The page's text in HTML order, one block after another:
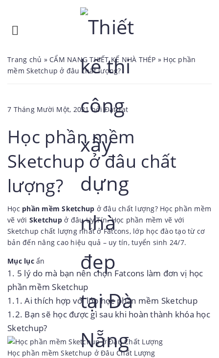
Trang chủ » CẨM NANG THIẾT KẾ NHÀ THÉP » Học phần
mềm Sketchup ở đâu chất lượng?
Đăng
7 Tháng Mười Một, 2021bởi Đạt Fat
Học phần mềm
Sketchup ở đâu chất
lượng?
Học phần mềm Sketchup ở đâu chất lượng? Học phần mềm
vẽ với Sketchupở đâu Uy Tín. Học phần mềm vẽ với
Sketchup chất lượng nhất ở Fatcons, lớp học đào tạo từ cơ
bản đến nâng cao hiệu quả – uy tín, tuyển sinh 24/7.
Mục lục ẩn
1. 5 lý do mà bạn nên chọn Fatcons làm đơn vị học
phần mềm Sketchup
1.1. Ai thích hợp với lớp học phần mềm Sketchup
1.2. Bạn sẽ học được gì sau khi hoàn thành khóa học
Sketchup?
Học phần mềm Sketchup ở Đâu Chất Lượng